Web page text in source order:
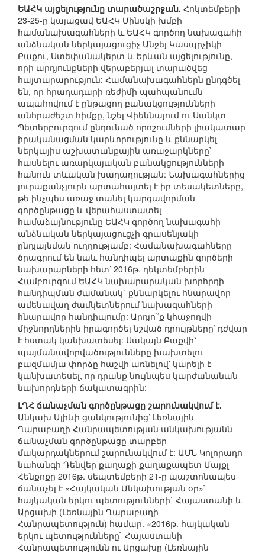
ԵԱՀԿ այցելությունը տարածաշրջան. Հոկտեմբերի
23-25-ը կայացավ ԵԱՀԿ Մինսկի խմբի
համանախագահների և ԵԱՀԿ գործող նախագահի
անձնական ներկայացուցիչ Անջեյ Կասպրչիկի
Բաքու, Ստեփանակերտ և Երևան այցելությունը,
որի արդյունքների վերաբերյալ տարածվեց
հայտարարություն: Համանախագահներն ընդգծել
են, որ հրադադարի ռեժիմի պահպանումն
ապահովում է ընթացող բանակցությունների
անհրաժեշտ հիմքը, նշել Վիեննայում ու Սանկտ
Պետերբուրգում ընդունած որոշումների լիակատար
իրականացման կարևորությունը և քննարկել
ներկայիս աշխատանքային առաջարկները`
հասնելու առարկայական բանակցությունների
հանուն տևական խաղաղության: Նախագահներից
յուրաքանչյուրն արտահայտել է իր տեսակետները,
թե ինչպես առաջ տանել կարգավորման
գործընթացը և վերահաստատել
համաձայնությունը ԵԱՀԿ գործող նախագահի
անձնական ներկայացուցչի գրասենյակի
ընդլայնման ուղղությամբ: Համանախագահները
ծրագրում են նաև հանդիպել արտաքին գործերի
նախարարների հետ՝ 2016թ. դեկտեմբերին
Համբուրգում ԵԱՀԿ նախարարական խորհրդի
հանդիպման ժամանակ` քննարկելու հնարավոր
ամենավաղ ժամկետներում նախագահների
հնարավոր հանդիպումը: Արդյո՞ք կհաջողվի
միջնորդներին իրագործել նշված դրույթները՝ դժվար
է հստակ կանխատեսել: Սակայն Բաքվի՝
պայմանավորվածությունները խախտելու
բազմամյա փորձը հաշվի առնելով՝ կարելի է
կանխատեսել, որ դրանք նույնպես կարժանանան
նախորդների ճակատագրին:
ԼՂՀ ճանաչման գործընթացը շարունակվում է.
Անկախ Ալիևի ցանկությունից՝ Լեռնային
Ղարաբաղի Հանրապետության անկախությանն
ճանաչման գործընթացը տարբեր
մակարդակներում շարունակվում է: ԱՄՆ Կոլորադո
նահանգի Դենվեր քաղաքի քաղաքապետ Մայքլ
Հենքոքը 2016թ. սեպտեմբերի 21-ը պաշտոնապես
ճանաչել է «Հայկական Անկախության օր»՝
հայկական երկու պետությունների` Հայաստանի և
Արցախի (Լեռնային Ղարաբաղի
Հանրապետություն) համար. «2016թ. հայկական
երկու պետությունները` Հայաստանի
Հանրապետությունն ու Արցախը (Լեռնային